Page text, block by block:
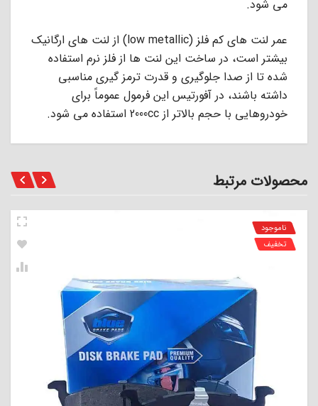
ﻣﻰ ﺷﻮد.
عمر ﻟﻨﺖ ﻫﺎى ﮐﻢ ﻓﻠﺰ (low metallic) از ﻟﻨﺖ ﻫﺎى ارﮔﺎﻧﯿﮏ
ﺑﯿﺸﺘﺮ اﺳﺖ، در ﺳﺎﺧﺖ اﯾﻦ ﻟﻨﺖ ﻫﺎ از ﻓﻠﺰ ﻧﺮم اﺳﺘﻔﺎده
ﺷﺪه ﺗﺎ از ﺻﺪا ﺟﻠﻮﮔﯿﺮى و ﻗﺪرت ﺗﺮﻣﺰ ﮔﯿﺮى ﻣﻨﺎﺳﺒﻰ
داﺷﺘﻪ ﺑﺎﺷﻨﺪ، در آﻓﻮرﺗﯿﺲ اﯾﻦ ﻓﺮﻣﻮل ﻋﻤﻮﻣﺎً ﺑﺮاى
ﺧﻮدروﻫﺎﯾﻰ ﺑﺎ ﺣﺠﻢ ﺑﺎﻻﺗﺮ از 2000cc اﺳﺘﻔﺎده ﻣﻰ ﺷﻮد.
محصولات مرتبط
ناموجود
تخفیف